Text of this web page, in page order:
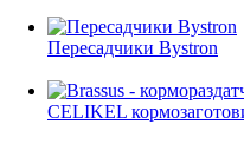
Пересадчики Bystron
CELIKEL